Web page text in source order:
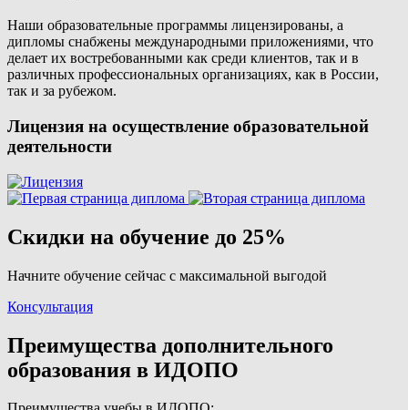
Наши образовательные программы лицензированы, а
дипломы снабжены международными приложениями, что
делает их востребованными как среди клиентов, так и в
различных профессиональных организациях, как в России,
так и за рубежом.
Лицензия на осуществление образовательной
деятельности
Скидки на обучение до 25%
Начните обучение сейчас с максимальной выгодой
Консультация
Преимущества дополнительного
образования в ИДОПО